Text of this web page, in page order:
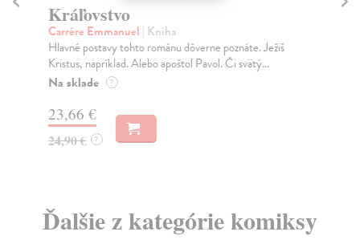
Kráľovstvo
Carrére Emmanuel | Kniha
Hlavné postavy tohto románu dôverne poznáte. Ježiš
Kristus, napríklad. Alebo apoštol Pavol. Či svätý...
Na sklade ?
23,66 €
24,90 € ?
Ďalšie z kategórie komiksy